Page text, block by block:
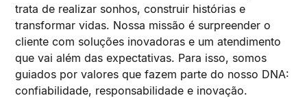
trata de realizar sonhos, construir histórias e
transformar vidas. Nossa missão é surpreender o
cliente com soluções inovadoras e um atendimento
que vai além das expectativas. Para isso, somos
guiados por valores que fazem parte do nosso DNA:
confiabilidade, responsabilidade e inovação.